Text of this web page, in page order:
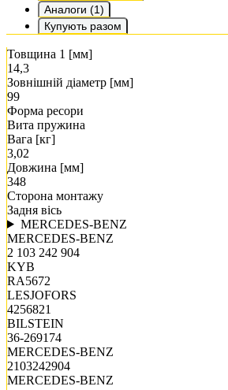
Аналоги (1)
Купують разом
Товщина 1 [мм]
14,3
Зовнішній діаметр [мм]
99
Форма ресори
Вита пружина
Вага [кг]
3,02
Довжина [мм]
348
Сторона монтажу
Задня вісь
MERCEDES-BENZ
MERCEDES-BENZ
2 103 242 904
KYB
RA5672
LESJOFORS
4256821
BILSTEIN
36-269174
MERCEDES-BENZ
2103242904
MERCEDES-BENZ